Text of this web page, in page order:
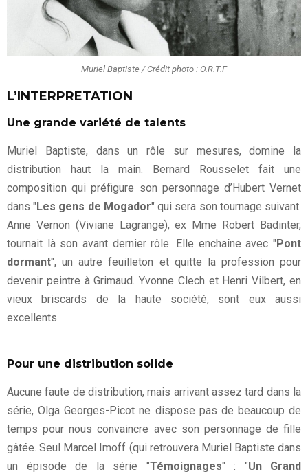
Muriel Baptiste / Crédit photo : O.R.T.F
L’INTERPRETATION
Une grande variété de talents
Muriel Baptiste, dans un rôle sur mesures, domine la
distribution haut la main. Bernard Rousselet fait une
composition qui préfigure son personnage d’Hubert Vernet
dans " Les gens de Mogador" qui sera son tournage suivant.
Anne Vernon (Viviane Lagrange), ex Mme Robert Badinter,
tournait là son avant dernier rôle. Elle enchaîne avec " Pont
dormant", un autre feuilleton et quitte la profession pour
devenir peintre à Grimaud. Yvonne Clech et Henri Vilbert, en
vieux briscards de la haute société, sont eux aussi
excellents.
Pour une distribution solide
Aucune faute de distribution, mais arrivant assez tard dans la
série, Olga Georges-Picot ne dispose pas de beaucoup de
temps pour nous convaincre avec son personnage de fille
gâtée. Seul Marcel Imoff (qui retrouvera Muriel Baptiste dans
un épisode de la série "Témoignages" : "Un Grand